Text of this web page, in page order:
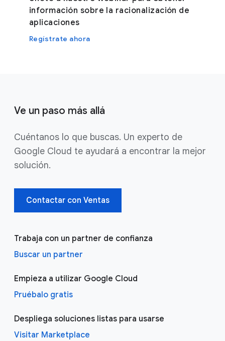
información sobre la racionalización de
aplicaciones
Regístrate ahora
Ve un paso más allá
Cuéntanos lo que buscas. Un experto de
Google Cloud te ayudará a encontrar la mejor
solución.
Contactar con Ventas
Trabaja con un partner de confianza
Buscar un partner
Empieza a utilizar Google Cloud
Pruébalo gratis
Despliega soluciones listas para usarse
Visitar Marketplace